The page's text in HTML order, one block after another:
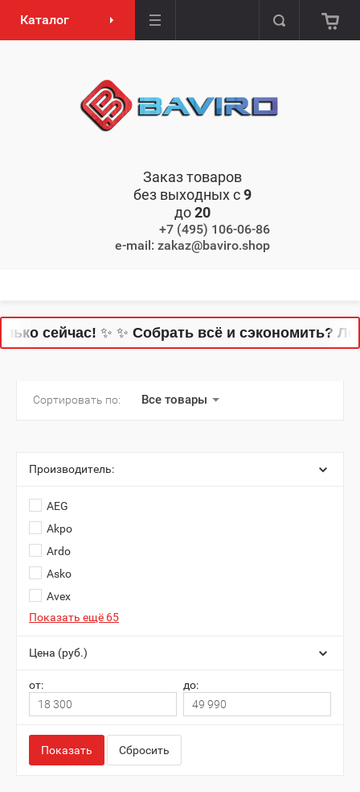
Каталог
Заказ товаров
без выходных с9
до20
+7 (495) 106-06-86
e-mail: zakaz@baviro.shop
✨ ✨Собрать всё и сэкономить? Легко!
Сортировать по: Все товары
Производитель:
AEG
Akpo
Ardo
Asko
Avex
Показать ещё 65
Цена (руб.)
от: до:
Показать Сбросить